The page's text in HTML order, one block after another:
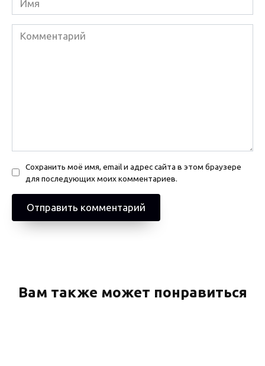
Комментарий
Сохранить моё имя, email и адрес сайта в этом браузере
для последующих моих комментариев.
Вам также может понравиться